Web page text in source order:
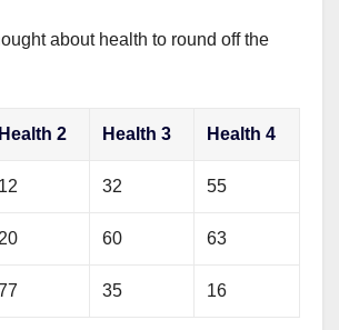
about health to round off the
Health 2 Health 3 Health 4
12 32 55
20 60 63
35 16